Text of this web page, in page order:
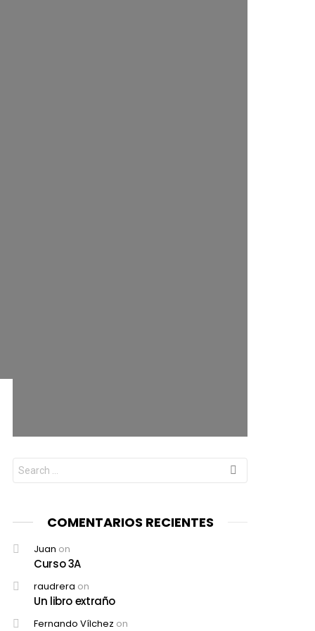
Search
for:
COMENTARIOS RECIENTES
Juan on
Curso 3A
raudrera on
Un libro extraño
Fernando Vílchez on